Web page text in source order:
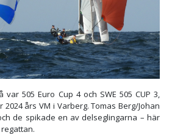
var 505 Euro Cup 4 och SWE 505 CUP 3,
års VM i Varberg. Tomas Berg/Johan
de spikade en av delseglingarna – här